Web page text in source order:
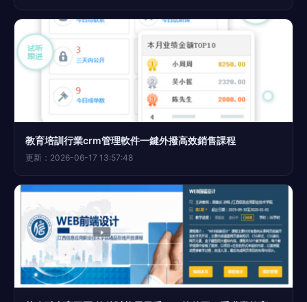
教育培訓行業crm管理軟件一鍵外撥高效銷售課程
更新：2026-06-17 13:57:48